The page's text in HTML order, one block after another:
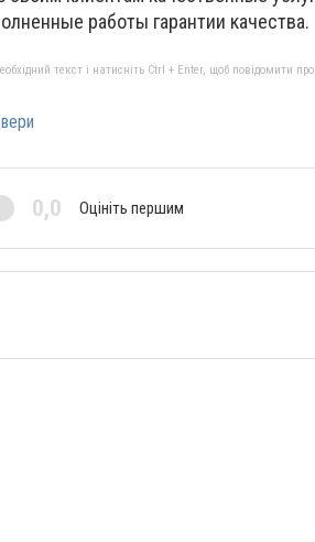
работы гарантии качества.
текст і натисніть Ctrl + Enter, щоб повідомити
0,0 Оцініть першим